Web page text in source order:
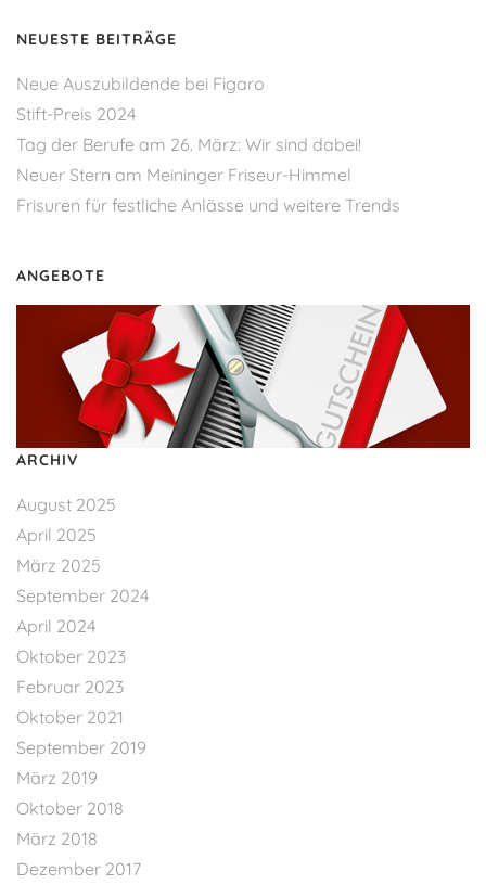
NEUESTE BEITRÄGE
Neue Auszubildende bei Figaro
Stift-Preis 2024
Tag der Berufe am 26. März: Wir sind dabei!
Neuer Stern am Meininger Friseur-Himmel
Frisuren für festliche Anlässe und weitere Trends
ANGEBOTE
ARCHIV
August 2025
April 2025
März 2025
September 2024
April 2024
Oktober 2023
Februar 2023
Oktober 2021
September 2019
März 2019
Oktober 2018
März 2018
Dezember 2017